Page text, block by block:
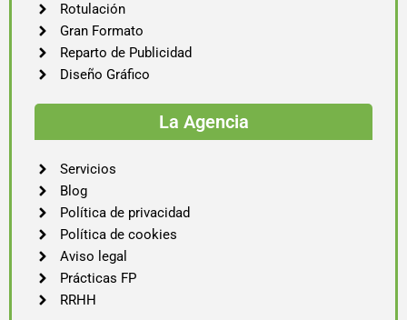
Rotulación
Gran Formato
Reparto de Publicidad
Diseño Gráfico
La Agencia
Servicios
Blog
Política de privacidad
Política de cookies
Aviso legal
Prácticas FP
RRHH